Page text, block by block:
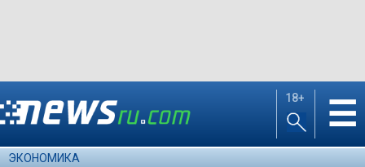
18+ ☰
ЭКОНОМИКА